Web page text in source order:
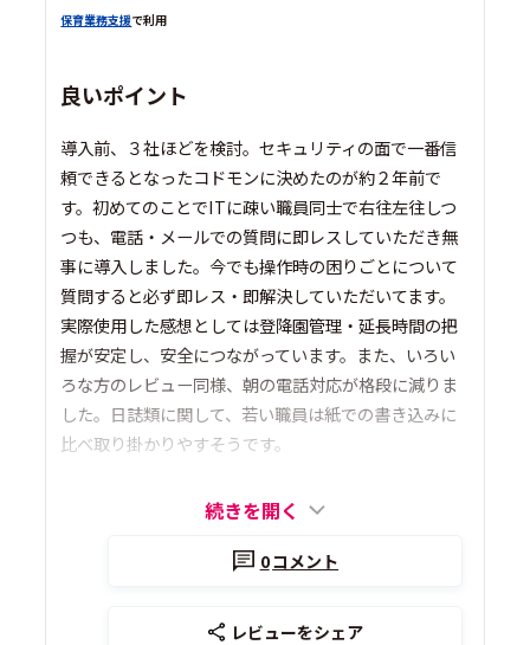
保育業務支援で利用
良いポイント
導入前、３社ほどを検討。セキュリティの面で一番信
頼できるとなったコドモンに決めたのが約２年前で
す。初めてのことでITに疎い職員同士で右往左往しつ
つも、電話・メールでの質問に即レスしていただき無
事に導入しました。今でも操作時の困りごとについて
質問すると必ず即レス・即解決していただいてます。
実際使用した感想としては登降園管理・延長時間の把
握が安定し、安全につながっています。また、いろい
ろな方のレビュー同様、朝の電話対応が格段に減りま
した。日誌類に関して、若い職員は紙での書き込みに
比べ取り掛かりやすそうです。
続きを開く
0コメント
レビューをシェア